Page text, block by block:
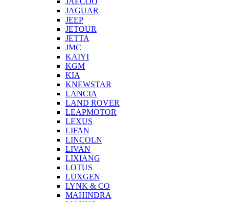
JAGUAR
JEEP
JETOUR
JETTA
JMC
KAIYI
KGM
KIA
KNEWSTAR
LANCIA
LAND ROVER
LEAPMOTOR
LEXUS
LIFAN
LINCOLN
LIVAN
LIXIANG
LOTUS
LUXGEN
LYNK & CO
MAHINDRA